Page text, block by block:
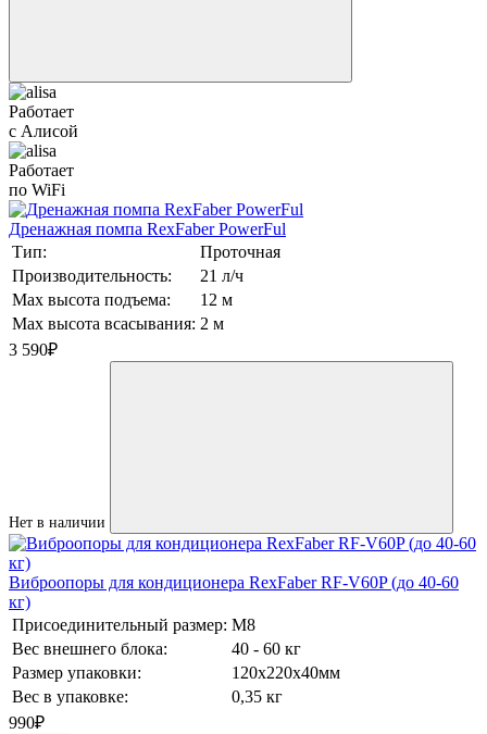
Работает
с Алисой
Работает
по WiFi
Дренажная помпа RexFaber PowerFul
Тип:
Проточная
Производительность:
21 л/ч
Max высота подъема:
12 м
Max высота всасывания: 2 м
3 590₽
Нет в наличии
Виброопоры для кондиционера RexFaber RF-V60P (до 40-60
кг)
Присоединительный размер: М8
Вес внешнего блока:
40 - 60 кг
Размер упаковки:
120х220х40мм
Вес в упаковке:
0,35 кг
990₽